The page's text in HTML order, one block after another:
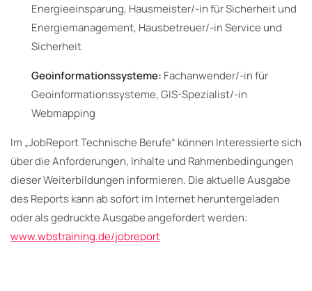
Energieeinsparung, Hausmeister/-in für Sicherheit und
Energiemanagement, Hausbetreuer/-in Service und
Sicherheit
Geoinformationssysteme: Fachanwender/-in für
Geoinformationssysteme, GIS-Spezialist/-in
Webmapping
Im „JobReport Technische Berufe“ können Interessierte sich
über die Anforderungen, Inhalte und Rahmenbedingungen
dieser Weiterbildungen informieren. Die aktuelle Ausgabe
des Reports kann ab sofort im Internet heruntergeladen
oder als gedruckte Ausgabe angefordert werden:
www.wbstraining.de/jobreport